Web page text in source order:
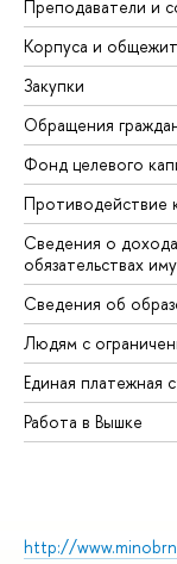
Преподаватели и
Корпуса и
Закупки
Обращения
Фонд целевого
Противодействие
Сведения о
обязательствах
Сведения об
Людям с
Единая платежная
Работа в Вышке
http://